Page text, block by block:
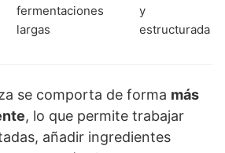
fermentaciones
largas
y
estructurada
se comporta de forma más
, lo que permite trabajar
añadir ingredientes